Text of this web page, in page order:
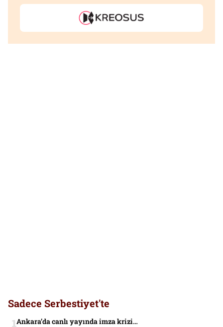
Sadece Serbestiyet'te
Ankara’da canlı yayında imza krizi…